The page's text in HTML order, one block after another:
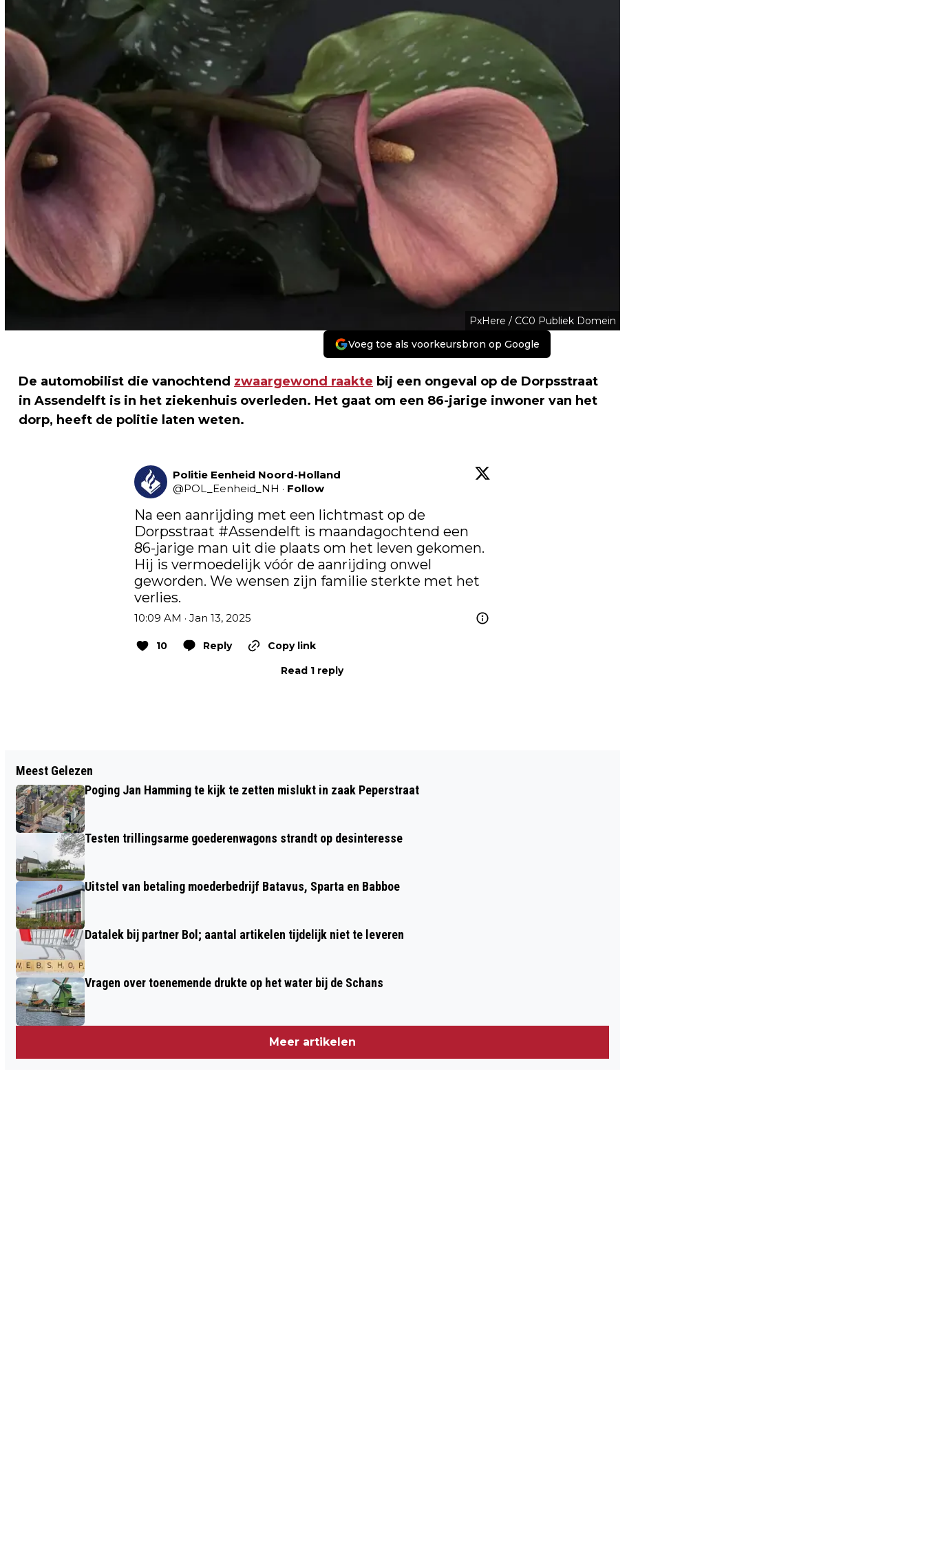
PxHere / CC0 Publiek Domein
Voeg toe als voorkeursbron op Google
De automobilist die vanochtend zwaargewond raakte bij een ongeval op de Dorpsstraat
in Assendelft is in het ziekenhuis overleden. Het gaat om een 86-jarige inwoner van het
dorp, heeft de politie laten weten.
Politie Eenheid Noord-Holland
@POL_Eenheid_NH · Follow
Na een aanrijding met een lichtmast op de
Dorpsstraat #Assendelft is maandagochtend een
86-jarige man uit die plaats om het leven gekomen.
Hij is vermoedelijk vóór de aanrijding onwel
geworden. We wensen zijn familie sterkte met het
verlies.
10:09 AM · Jan 13, 2025
10 Reply
Copy link
Read 1 reply
PETITIE VOOR VERBOD OP
VLEESRECLAME OP STRAAT AL RUIM
12.000 KEER GETEKEND
TOCH VAN DE BAAN
Meest Gelezen
Poging Jan Hamming te kijk te zetten mislukt in zaak Peperstraat
Testen trillingsarme goederenwagons strandt op desinteresse
Uitstel van betaling moederbedrijf Batavus, Sparta en Babboe
Datalek bij partner Bol; aantal artikelen tijdelijk niet te leveren
Vragen over toenemende drukte op het water bij de Schans
Meer artikelen